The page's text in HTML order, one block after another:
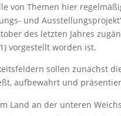
von Themen hier
und
des letzten Jahres
vorgestellt worden ist.
sollen zunächst
aufbewahrt und
Land an der unteren